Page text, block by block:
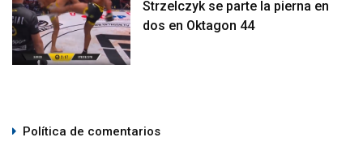
Strzelczyk se parte la pierna en
dos en Oktagon 44
Política de comentarios